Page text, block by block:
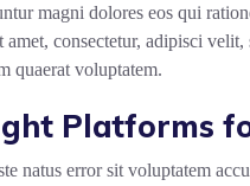
magni dolores eos qui
consectetur, adipisci
quaerat voluptatem.
Platforms
natus error sit voluptatem